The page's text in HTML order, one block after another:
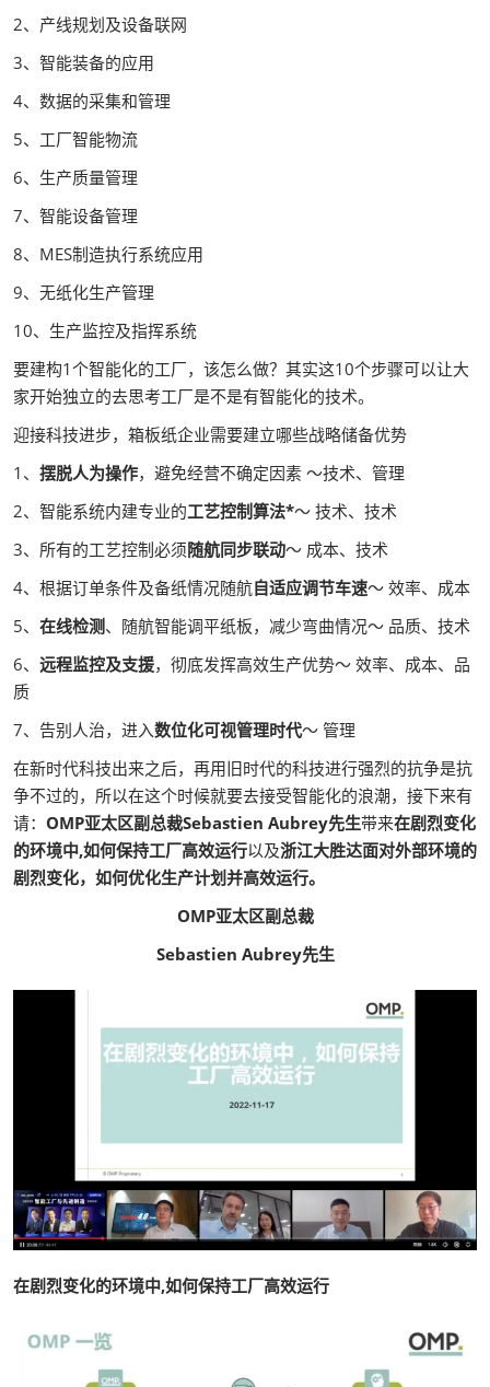
2、产线规划及设备联网
3、智能装备的应用
4、数据的采集和管理
5、工厂智能物流
6、生产质量管理
7、智能设备管理
8、MES制造执行系统应用
9、无纸化生产管理
10、生产监控及指挥系统
要建构1个智能化的工厂，该怎么做？其实这10个步骤可以让大
家开始独立的去思考工厂是不是有智能化的技术。
迎接科技进步，箱板纸企业需要建立哪些战略储备优势
1、 摆脱人为操作，避免经营不确定因素 ～技术、管理
2、智能系统内建专业的工艺控制算法*～ 技术、技术
3、所有的工艺控制必须随航同步联动～ 成本、技术
4、根据订单条件及备纸情况随航自适应调节车速～ 效率、成本
5、 在线检测、随航智能调平纸板，减少弯曲情况～ 品质、技术
6、 远程监控及支援，彻底发挥高效生产优势～ 效率、成本、品
质
7、告别人治，进入数位化可视管理时代～ 管理
在新时代科技出来之后，再用旧时代的科技进行强烈的抗争是抗
争不过的，所以在这个时候就要去接受智能化的浪潮，接下来有
请： OMP亚太区副总裁Sebastien Aubrey先生带来在剧烈变化
的环境中,如何保持工厂高效运行以及浙江大胜达面对外部环境的
剧烈变化，如何优化生产计划并高效运行。
OMP亚太区副总裁
Sebastien Aubrey先生
在剧烈变化的环境中,如何保持工厂高效运行